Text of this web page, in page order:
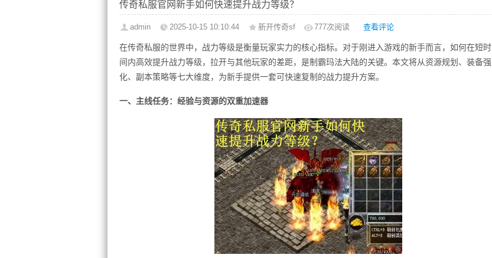
传奇私服官网新手如何快速提升战力等级？
admin 2025-10-15 10:10:44 新开传奇sf 777次阅读 查看评论
在传奇私服的世界中，战力等级是衡量玩家实力的核心指标。对于刚进入游戏的新手而言，如何在短时
间内高效提升战力等级，拉开与其他玩家的差距，是制霸玛法大陆的关键。本文将从资源规划、装备强
化、副本策略等七大维度，为新手提供一套可快速复制的战力提升方案。
一、主线任务：经验与资源的双重加速器